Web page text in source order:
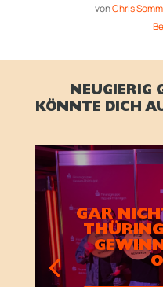
vonChris
NEUGIERIG
KÖNNTE DICH
GAR